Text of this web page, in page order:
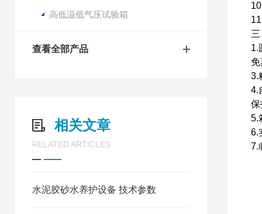
高低温低气压试验箱
查看全部产品
相关文章
RELATED ARTICLES
水泥胶砂水养护设备 技术参数
1.
3.
4.
保
5.
6.
7.